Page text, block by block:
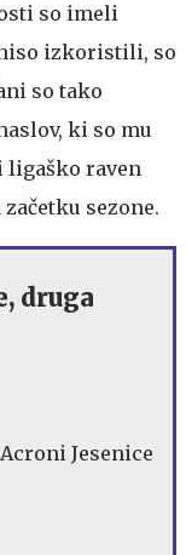
so imeli
izkoristili, so
so tako
ki so mu
ligaško raven
sezone.
druga
Jesenice